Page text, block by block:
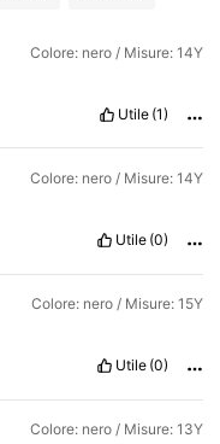
Colore: nero / Misure: 14Y
Utile (1)
Colore: nero / Misure: 14Y
Utile (0)
Colore: nero / Misure: 15Y
Utile (0)
Colore: nero / Misure: 13Y